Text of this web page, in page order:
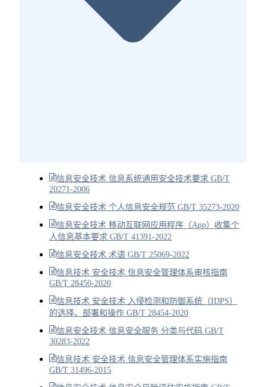
信息安全技术 信息系统通用安全技术要求 GB/T
20271-2006
信息安全技术 个人信息安全规范 GB/T 35273-2020
信息安全技术 移动互联网应用程序（App）收集个
人信息基本要求 GB/T 41391-2022
信息安全技术 术语 GB/T 25069-2022
信息技术 安全技术 信息安全管理体系审核指南
GB/T 28450-2020
信息技术 安全技术 入侵检测和防御系统（IDPS）
的选择、部署和操作 GB/T 28454-2020
信息安全技术 信息安全服务 分类与代码 GB/T
30283-2022
信息技术 安全技术 信息安全管理体系实施指南
GB/T 31496-2015